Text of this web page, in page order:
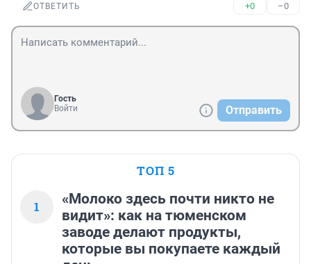
ОТВЕТИТЬ +0 –0
Гость
Войти
Отправить
ТОП 5
1
«Молоко здесь почти никто не
видит»: как на тюменском
заводе делают продукты,
которые вы покупаете каждый